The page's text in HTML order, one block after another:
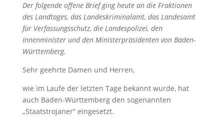
Der folgende offene Brief ging heute an die Fraktionen
des Landtages, das Landeskriminalamt, das Landesamt
für Verfassungsschutz, die Landespolizei, den
Innenminister und den Ministerpräsidenten von Baden-
Württemberg.
Sehr geehrte Damen und Herren,
wie im Laufe der letzten Tage bekannt wurde, hat
auch Baden-Württemberg den sogenannten
„Staatstrojaner“ eingesetzt.